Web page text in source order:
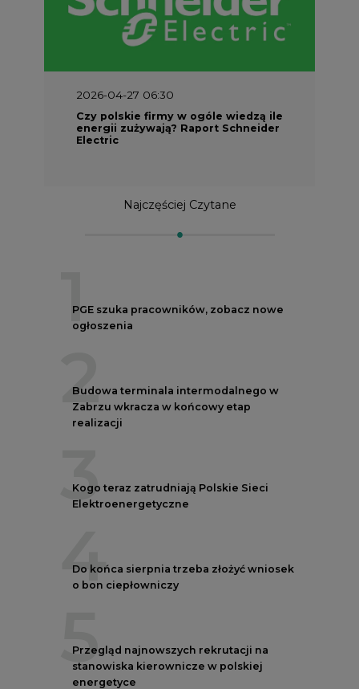
2026-04-27 06:30
Czy polskie firmy w ogóle wiedzą ile
energii zużywają? Raport Schneider
Electric
Najczęściej Czytane
1
PGE szuka pracowników, zobacz nowe
ogłoszenia
2
Budowa terminala intermodalnego w
Zabrzu wkracza w końcowy etap
realizacji
3
Kogo teraz zatrudniają Polskie Sieci
Elektroenergetyczne
4
Do końca sierpnia trzeba złożyć wniosek
o bon ciepłowniczy
5
Przegląd najnowszych rekrutacji na
stanowiska kierownicze w polskiej
energetyce